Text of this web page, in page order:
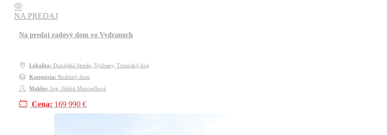
NA PREDAJ
Na predaj radový dom vo Vydranoch
Lokalita: Dunajská Streda, Vydrany, Trnavský kraj
Kategória: Rodinný dom
Maklér: Ing. Ildikó Marczellová
Cena: 169 990 €